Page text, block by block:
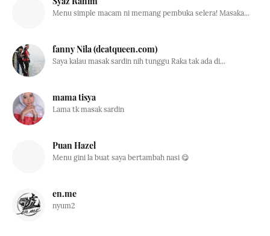
Menu simple macam ni memang pembuka selera! Masaka...
fanny Nila (dcatqueen.com)
Saya kalau masak sardin nih tunggu Raka tak ada di...
mama tisya
Lama tk masak sardin
Puan Hazel
Menu gini la buat saya bertambah nasi 😋
en.me
nyum2